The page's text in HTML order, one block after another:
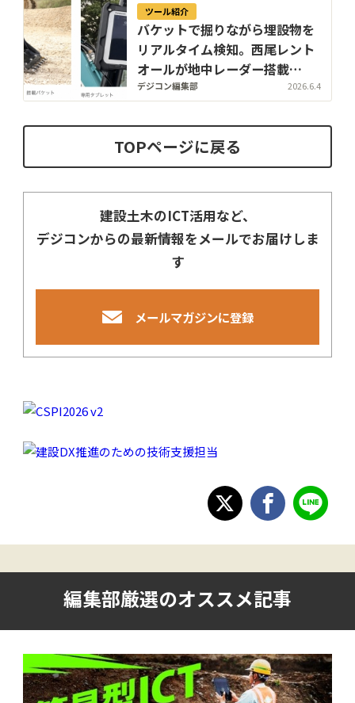
ツール紹介
バケットで掘りながら埋設物を
リアルタイム検知。西尾レント
オールが地中レーダー搭載
「LDR EXCAVATE」の国内初レ
デジコン編集部 2026.6.4
TOPページに戻る
建設土木のICT活用など、
デジコンからの最新情報をメールでお届けしま
す
メールマガジンに登録
編集部厳選のオススメ記事